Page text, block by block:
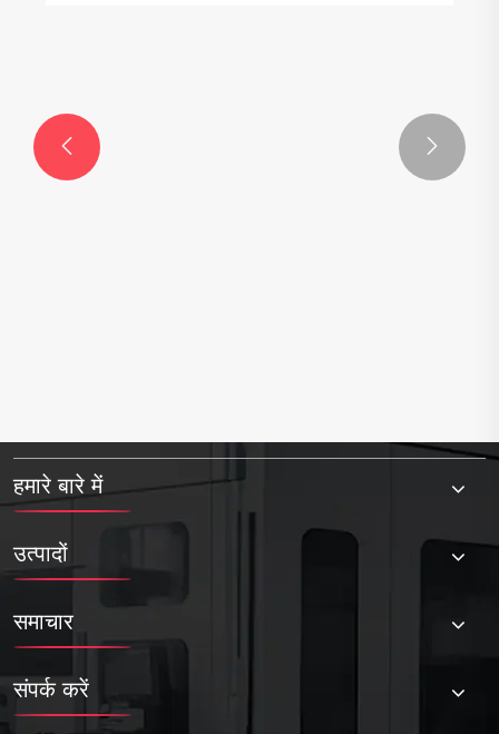
सीएनसी मशीनिंग क्षमताएँ
 
हमारे बारे में
उत्पादों
समाचार
संपर्क करें